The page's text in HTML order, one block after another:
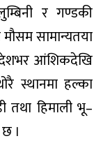
र गण्डकी
सामान्यतया
आंशिकदेखि
स्थानमा हल्का
तथा हिमाली भू–
।